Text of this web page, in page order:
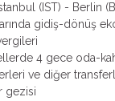
(IST) - Berlin
gidiş-dönüş
4 gece oda-
ve diğer
gezisi